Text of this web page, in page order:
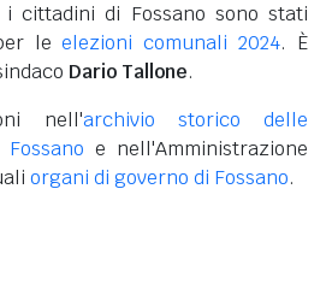
cittadini di Fossano sono stati
leelezioni comunali 2024. È
Dario Tallone.
nell'archivio storico delle
e nell'Amministrazione
organi di governo di Fossano.